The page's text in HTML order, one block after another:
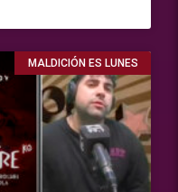
MALDICIÓN ES LUNES